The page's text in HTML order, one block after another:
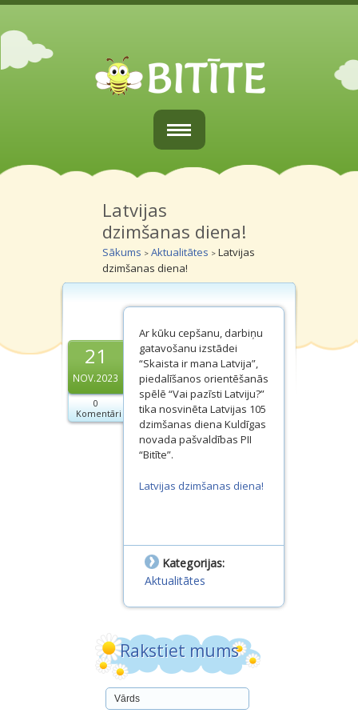
Sākums
Par mums
Vecākiem
Grupiņas
Galerijas
Kontakti
Dokumenti
Projekti
Latvijas
dzimšanas diena!
Sākums > Aktualitātes > Latvijas
dzimšanas diena!
21
NOV.2023
0
Komentāri
Ar kūku cepšanu, darbiņu
gatavošanu izstādei
“Skaista ir mana Latvija”,
piedalīšanos orientēšanās
spēlē “Vai pazīsti Latviju?”
tika nosvinēta Latvijas 105
dzimšanas diena Kuldīgas
novada pašvaldības PII
“Bitīte”.
Latvijas dzimšanas diena!
Kategorijas:
Aktualitātes
Rakstiet mums